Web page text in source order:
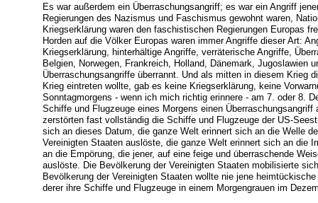
Es war außerdem ein Überraschungsangriff; es war ein Angriff
Regierungen des Nazismus und Faschismus gewohnt waren,
Kriegserklärung waren den faschistischen Regierungen Europas
Horden auf die Völker Europas waren immer Angriffe dieser Art:
Kriegserklärung, hinterhältige Angriffe, verräterische Angriffe,
Belgien, Norwegen, Frankreich, Holland, Dänemark, Jugoslawien
Überraschungsangriffe überrannt. Und als mitten in diesem Krieg
Krieg eintreten wollte, gab es keine Kriegserklärung, keine
Sonntagmorgens - wenn ich mich richtig erinnere - am 7. oder 8.
Schiffe und Flugzeuge eines Morgens einen
zerstörten fast vollständig die Schiffe und Flugzeuge der US-
sich an dieses Datum, die ganze Welt erinnert sich an die Welle
Vereinigten Staaten auslöste, die ganze Welt erinnert sich an die
an die Empörung, die jener, auf eine feige und überraschende
auslöste. Die Bevölkerung der Vereinigten Staaten mobilisierte
Bevölkerung der Vereinigten Staaten wollte nie jene
derer ihre Schiffe und Flugzeuge in einem Morgengrauen im